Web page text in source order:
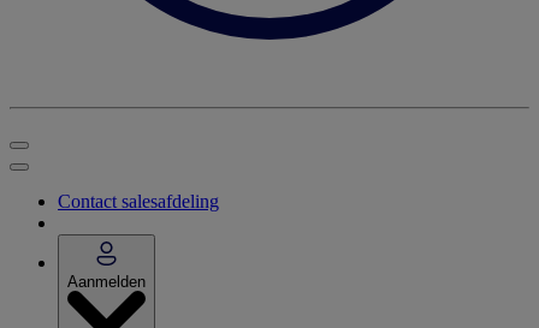
Contact salesafdeling
Aanmelden